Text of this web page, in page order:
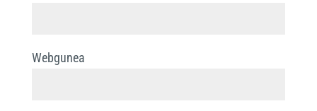
Webgunea